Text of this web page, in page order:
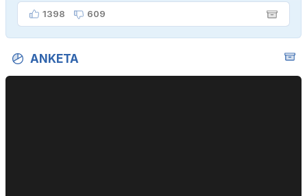
kupiti novega sina, tako sem ga prebutal!"
1398 609
ANKETA